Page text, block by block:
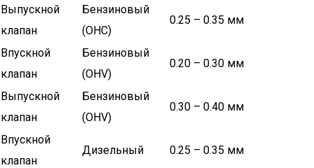
Выпускной
клапан
Бензиновый
(OHC)
0.25 – 0.35 мм
Впускной
клапан
Бензиновый
(OHV)
0.20 – 0.30 мм
Выпускной
клапан
Бензиновый
(OHV)
0.30 – 0.40 мм
Впускной
клапан
Дизельный 0.25 – 0.35 мм